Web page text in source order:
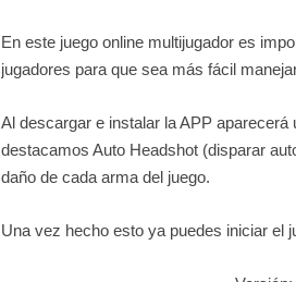
En este juego online multijugador es
jugadores para que sea más fácil
Al descargar e instalar la APP
destacamos Auto Headshot (disparar
daño de cada arma del juego.
Una vez hecho esto ya puedes iniciar el